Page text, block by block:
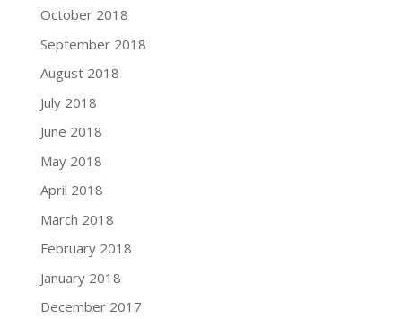
October 2018
September 2018
August 2018
July 2018
June 2018
May 2018
April 2018
March 2018
February 2018
January 2018
December 2017